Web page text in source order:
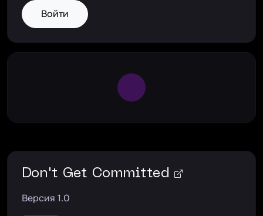
Войти
Large Spinner
Don't Get Committed
Версия 1.0